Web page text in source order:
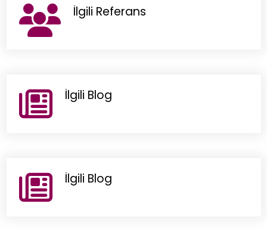
İlgili Referans
İlgili Blog
İlgili Blog